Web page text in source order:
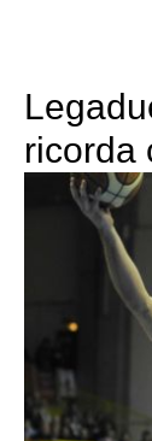
ricorda